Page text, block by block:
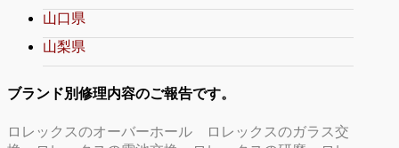
山口県
山梨県
ブランド別修理内容のご報告です。
ロレックスのオーバーホール
ロレックスのガラス交